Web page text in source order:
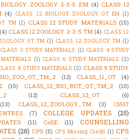
ZOOLOGY 2-3-5 EM (4) CLASS 12
(4) CLASS 12 BIOLOGY ZOOLOGY OT EM (1)
TM (1) CLASS 12 STUDY MATERIALS (15)
(4) CLASS 12 ZOOLOGY 2-3-5 TM (4) CLASS 12
OT TM (1) CLASS 12 ZOOLOGY TM (1)
CLASS 3 STUDY MATERIALS (1) CLASS 4 STUDY
(1) CLASS 6 STUDY MATERIALS (2)
8 STUDY MATERIALS (2) CLASS 9 STUDY
(12) CLASS_11_OT
(4)
(10) CLASS_12_BIO_BOT_OT_TM_2
(10)
(12) CLASS_12_OT
(6)
(13) CLASS_12_ZOOLOGY_TM (3)
CMAT
(7) COLLEGE UPDATES (25)
(11) CoSE (11)
COUNSELLING
(28) CPS (5) CPS Missing Credit (1) CPS